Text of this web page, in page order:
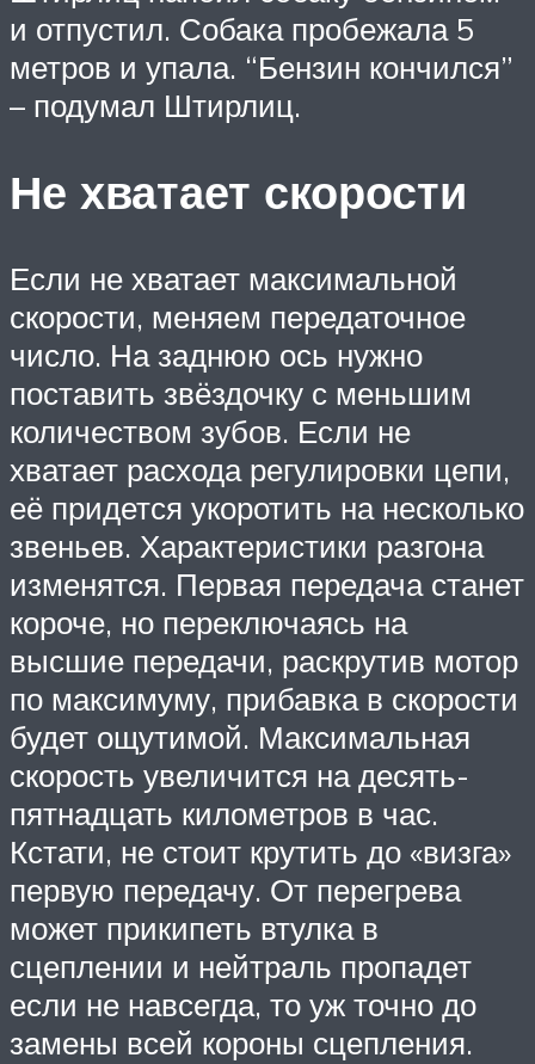
и отпустил. Собака пробежала 5
метров и упала. “Бензин кончился”
– подумал Штирлиц.
Не хватает скорости
Если не хватает максимальной
скорости, меняем передаточное
число. На заднюю ось нужно
поставить звёздочку с меньшим
количеством зубов. Если не
хватает расхода регулировки цепи,
её придется укоротить на несколько
звеньев. Характеристики разгона
изменятся. Первая передача станет
короче, но переключаясь на
высшие передачи, раскрутив мотор
по максимуму, прибавка в скорости
будет ощутимой. Максимальная
скорость увеличится на десять-
пятнадцать километров в час.
Кстати, не стоит крутить до «визга»
первую передачу. От перегрева
может прикипеть втулка в
сцеплении и нейтраль пропадет
если не навсегда, то уж точно до
замены всей короны сцепления.